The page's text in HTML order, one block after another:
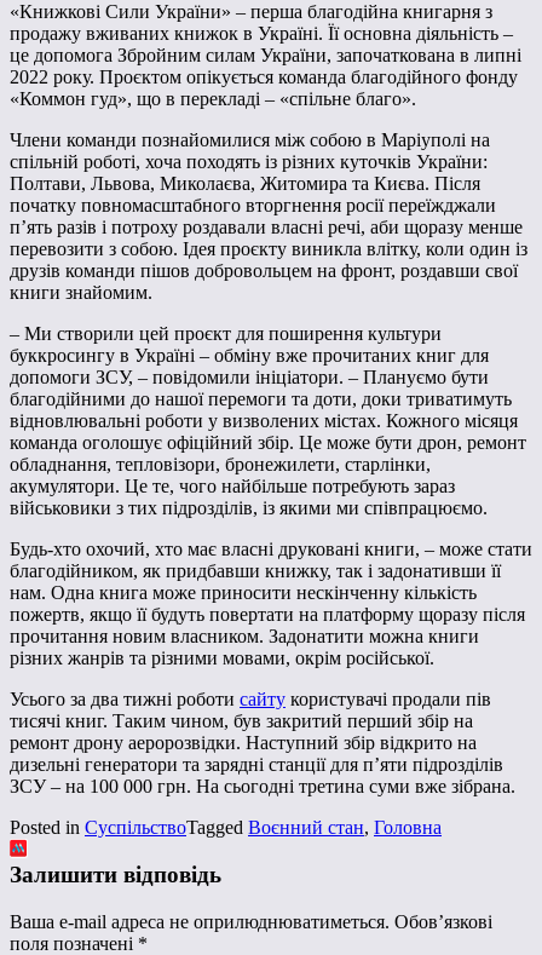
«Книжкові Сили України» – перша благодійна книгарня з
продажу вживаних книжок в Україні. Її основна діяльність –
це допомога Збройним силам України, започаткована в липні
2022 року. Проєктом опікується команда благодійного фонду
«Коммон гуд», що в перекладі – «спільне благо».
Члени команди познайомилися між собою в Маріуполі на
спільній роботі, хоча походять із різних куточків України:
Полтави, Львова, Миколаєва, Житомира та Києва. Після
початку повномасштабного вторгнення росії переїжджали
п’ять разів і потроху роздавали власні речі, аби щоразу менше
перевозити з собою. Ідея проєкту виникла влітку, коли один із
друзів команди пішов добровольцем на фронт, роздавши свої
книги знайомим.
– Ми створили цей проєкт для поширення культури
буккросингу в Україні – обміну вже прочитаних книг для
допомоги ЗСУ, – повідомили ініціатори. – Плануємо бути
благодійними до нашої перемоги та доти, доки триватимуть
відновлювальні роботи у визволених містах. Кожного місяця
команда оголошує офіційний збір. Це може бути дрон, ремонт
обладнання, тепловізори, бронежилети, старлінки,
акумулятори. Це те, чого найбільше потребують зараз
військовики з тих підрозділів, із якими ми співпрацюємо.
Будь-хто охочий, хто має власні друковані книги, – може стати
благодійником, як придбавши книжку, так і задонативши її
нам. Одна книга може приносити нескінченну кількість
пожертв, якщо її будуть повертати на платформу щоразу після
прочитання новим власником. Задонатити можна книги
різних жанрів та різними мовами, окрім російської.
Усього за два тижні роботи сайту користувачі продали пів
тисячі книг. Таким чином, був закритий перший збір на
ремонт дрону аеророзвідки. Наступний збір відкрито на
дизельні генератори та зарядні станції для п’яти підрозділів
ЗСУ – на 100 000 грн. На сьогодні третина суми вже зібрана.
Posted in СуспільствоTagged Воєнний стан, Головна
Залишити відповідь
Ваша e-mail адреса не оприлюднюватиметься. Обов’язкові
поля позначені *